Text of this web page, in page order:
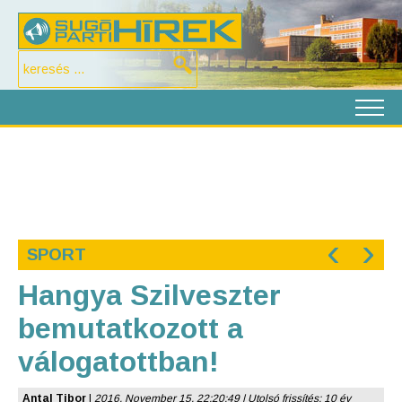
SPORT ‹ ›
Hangya Szilveszter
bemutatkozott a
válogatottban!
Antal Tibor 2016. November 15. 22:20:49 | Utolsó frissítés: 10 év